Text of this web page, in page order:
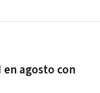
en agosto con